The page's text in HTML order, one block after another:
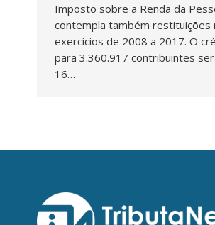
Imposto sobre a Renda da
contempla também restituições
exercícios de 2008 a 2017. O
para 3.360.917 contribuintes
16…